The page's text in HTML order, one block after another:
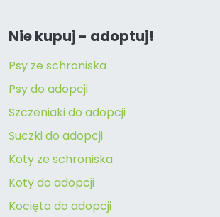
Nie kupuj - adoptuj!
Psy ze schroniska
Psy do adopcji
Szczeniaki do adopcji
Suczki do adopcji
Koty ze schroniska
Koty do adopcji
Kocięta do adopcji